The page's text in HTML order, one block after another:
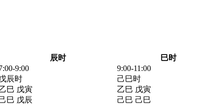
辰时
巳时
9:00
9:00-11:00
辰时
己巳时
巳 戊寅
巳 戊辰
乙巳 戊寅
己巳 己巳